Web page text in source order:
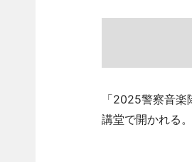
「2025警察音
講堂で開かれる。